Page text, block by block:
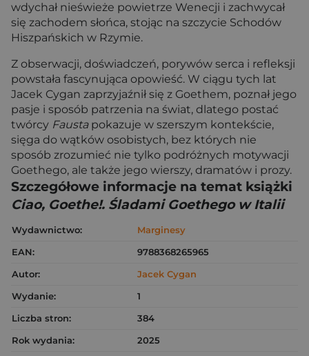
wdychał nieświeże powietrze Wenecji i zachwycał
się zachodem słońca, stojąc na szczycie Schodów
Hiszpańskich w Rzymie.
Z obserwacji, doświadczeń, porywów serca i refleksji
powstała fascynująca opowieść. W ciągu tych lat
Jacek Cygan zaprzyjaźnił się z Goethem, poznał jego
pasje i sposób patrzenia na świat, dlatego postać
twórcy Faustapokazuje w szerszym kontekście,
sięga do wątków osobistych, bez których nie
sposób zrozumieć nie tylko podróżnych motywacji
Goethego, ale także jego wierszy, dramatów i prozy.
Szczegółowe informacje na temat książki
Ciao, Goethe!. Śladami Goethego w Italii
Wydawnictwo:
Marginesy
EAN:
9788368265965
Autor:
Jacek Cygan
Wydanie:
1
Liczba stron:
384
Rok wydania:
2025